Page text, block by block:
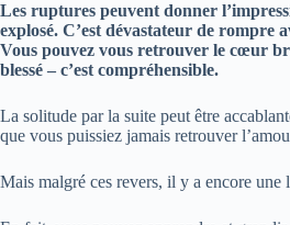
Les ruptures peuvent donner
explosé. C’est dévastateur de rompre
Vous pouvez vous retrouver le cœur
blessé – c’est compréhensible.
La solitude par la suite peut être
que vous puissiez jamais retrouver
Mais malgré ces revers, il y a encore une